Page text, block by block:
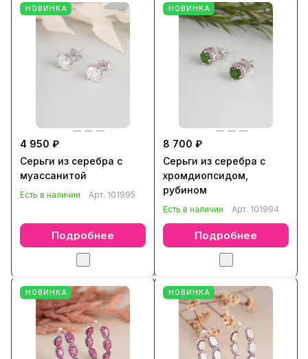
НОВИНКА
4 950 ₽
Серьги из серебра с
муассанитой
Есть в наличии Арт. 101995
Подробнее
НОВИНКА
8 700 ₽
Серьги из серебра с
хромдиопсидом,
рубином
Есть в наличии Арт. 101994
Подробнее
НОВИНКА НОВИНКА